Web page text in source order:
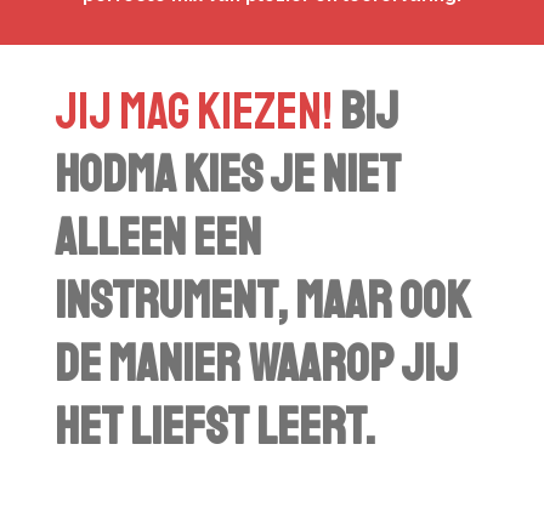
Jij mag kiezen!Bij
HODMA kies je niet
alleen een
instrument, maar ook
de manier waarop jij
het liefst leert.